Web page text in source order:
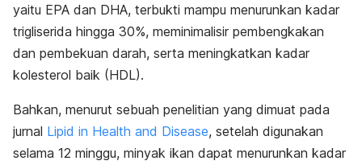
yaitu EPA dan DHA, terbukti mampu menurunkan kadar
trigliserida hingga 30%, meminimalisir pembengkakan
dan pembekuan darah, serta meningkatkan kadar
kolesterol baik (HDL).
Bahkan, menurut sebuah penelitian yang dimuat pada
jurnal Lipid in Health and Disease, setelah digunakan
selama 12 minggu, minyak ikan dapat menurunkan kadar